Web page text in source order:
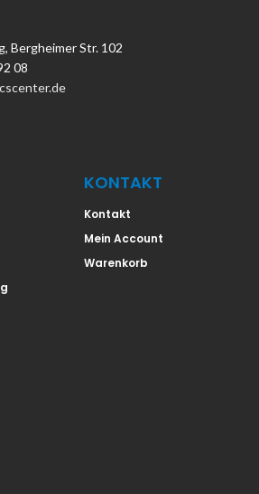
Bergheimer Str. 102
08
KONTAKT
Kontakt
Mein Account
Warenkorb